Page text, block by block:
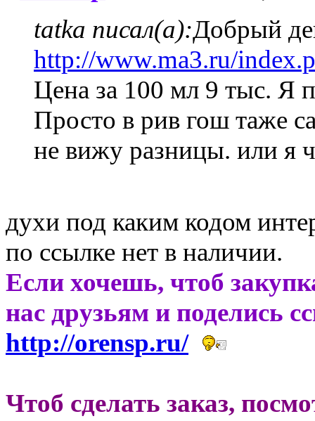
tatka писал(а):Добрый
http://www.ma3.ru/
Цена за 100 мл 9 тыс. Я
Просто в рив гош таже
не вижу разницы. или я
духи под каким кодом
по ссылке нет в наличии.
Если хочешь, чтоб
нас друзьям и поделись
http://orensp.ru/
Чтоб сделать заказ,